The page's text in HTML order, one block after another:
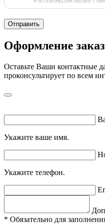
Отправить
Оформление
Оставьте Ваши контактные
проконсультирует по всем
Укажите ваше имя.
Укажите телефон.
* Обязательно для